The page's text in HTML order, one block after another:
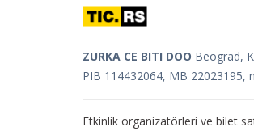
ZURKA CE BITI DOO Beograd,
PIB 114432064, MB 22023195,
Etkinlik organizatörleri ve bilet